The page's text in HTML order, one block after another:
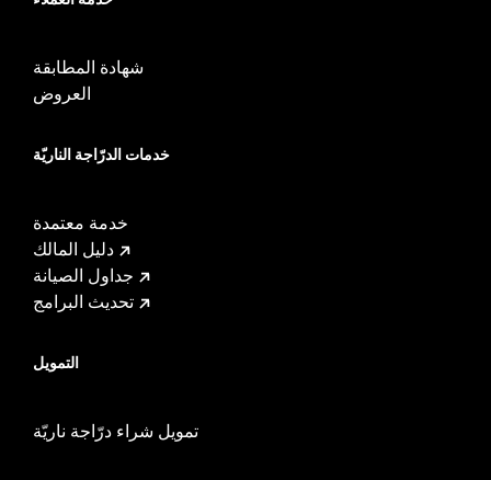
شهادة المطابقة
العروض
خدمات الدرّاجة الناريّة
خدمة معتمدة
دليل المالك
جداول الصيانة
تحديث البرامج
التمويل
تمويل شراء درّاجة ناريّة